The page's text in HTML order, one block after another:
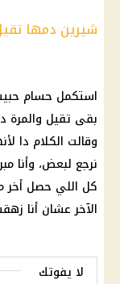
شيرين دمها
استكمل حسام
بقى تقيل
وقالت الكلام دا
نرجع لبعض، وأنا
كل اللي حصل أخر
الآخر عشان أنا
لا يفوتك